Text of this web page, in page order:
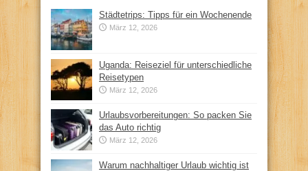
Städtetrips: Tipps für ein Wochenende
März 12, 2026
Uganda: Reiseziel für unterschiedliche
Reisetypen
März 12, 2026
Urlaubsvorbereitungen: So packen Sie
das Auto richtig
März 12, 2026
Warum nachhaltiger Urlaub wichtig ist